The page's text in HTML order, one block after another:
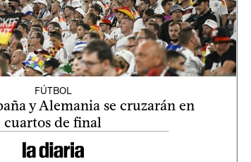
FÚTBOL
y Alemania se cruzarán en
cuartos de final